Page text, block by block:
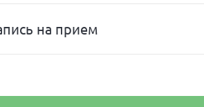
на прием